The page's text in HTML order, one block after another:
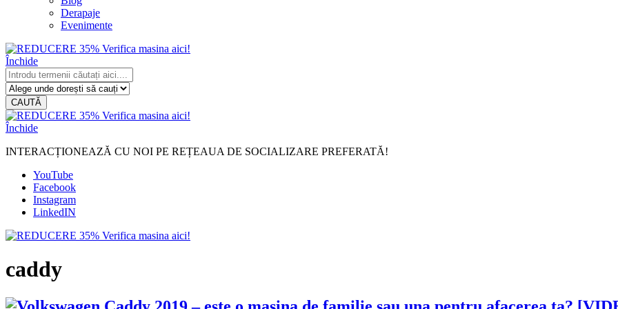
Derapaje
Evenimente
Închide
CAUTĂ
Închide
INTERACȚIONEAZĂ CU NOI PE REȚEAUA DE SOCIALIZARE PREFERATĂ!
YouTube
Facebook
Instagram
LinkedIN
caddy